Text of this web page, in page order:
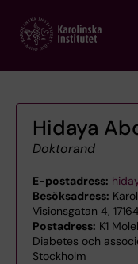
main
Hidaya
Doktorand
E-postadress:
Besöksadress:
Visionsgatan 4,
Postadress: K1
Diabetes och
Stockholm